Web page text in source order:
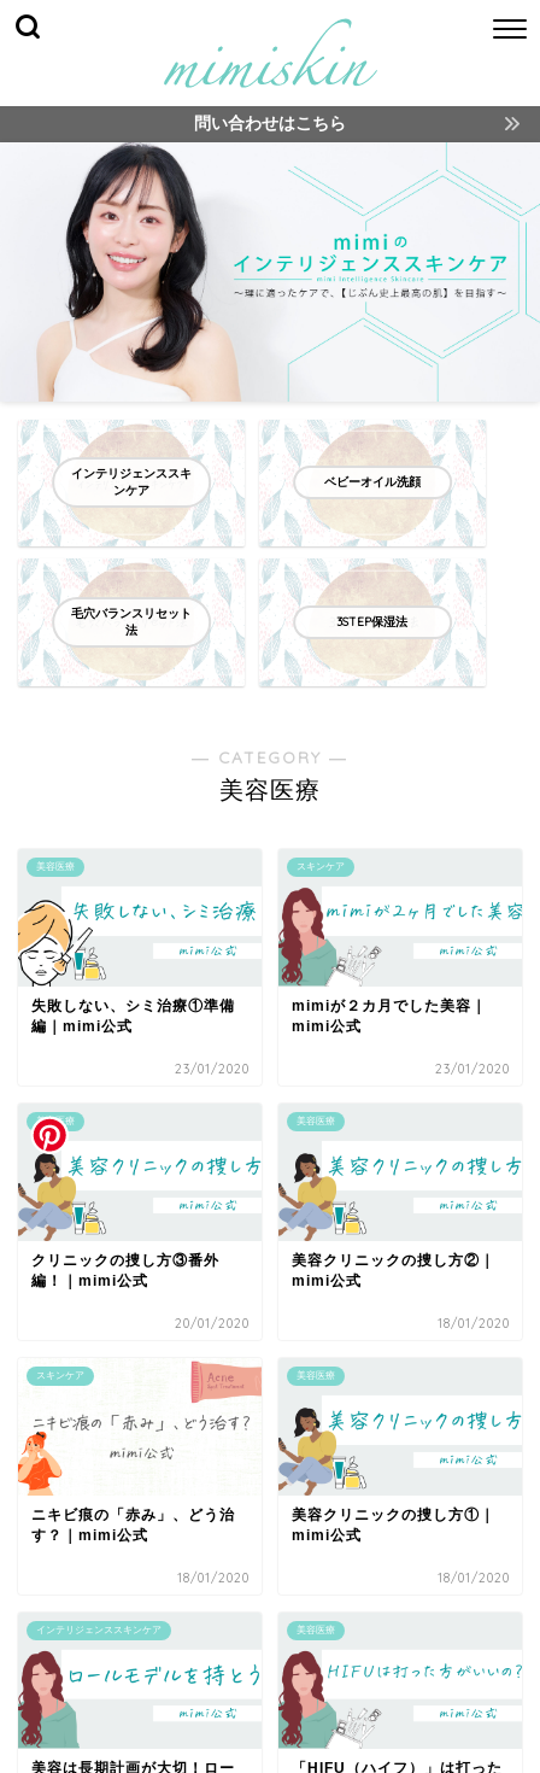
問い合わせはこちら
インテリジェンススキ
ンケア
ベビーオイル洗顔
毛穴バランスリセット
法
3STEP保湿法
― CATEGORY ―
美容医療
美容医療
失敗しない、シミ治療①準備
編｜mimi公式
23/01/2020
スキンケア
mimiが２カ月でした美容｜
mimi公式
23/01/2020
美容医療
クリニックの捜し方③番外
編！｜mimi公式
20/01/2020
美容医療
美容クリニックの捜し方②｜
mimi公式
18/01/2020
スキンケア
ニキビ痕の「赤み」、どう治
す？｜mimi公式
18/01/2020
美容医療
美容クリニックの捜し方①｜
mimi公式
18/01/2020
インテリジェンススキンケア
美容は長期計画が大切！ロー
美容医療
「HIFU（ハイフ）」は打った